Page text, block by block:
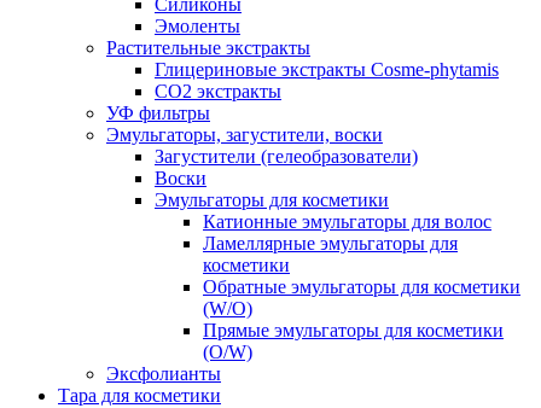
Силиконы
Эмоленты
Растительные экстракты
Глицериновые экстракты Cosme-phytamis
СО2 экстракты
УФ фильтры
Эмульгаторы, загустители, воски
Загустители (гелеобразователи)
Воски
Эмульгаторы для косметики
Катионные эмульгаторы для волос
Ламеллярные эмульгаторы для
косметики
Обратные эмульгаторы для косметики
(W/O)
Прямые эмульгаторы для косметики
(O/W)
Эксфолианты
Тара для косметики